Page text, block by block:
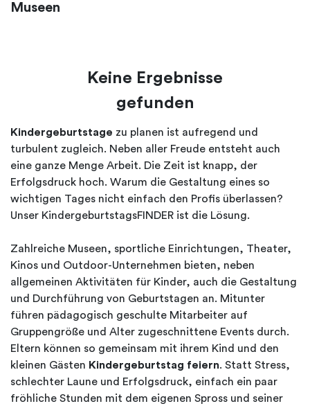
Museen
Keine Ergebnisse
gefunden
Kindergeburtstage zu planen ist aufregend und
turbulent zugleich. Neben aller Freude entsteht auch
eine ganze Menge Arbeit. Die Zeit ist knapp, der
Erfolgsdruck hoch. Warum die Gestaltung eines so
wichtigen Tages nicht einfach den Profis überlassen?
Unser KindergeburtstagsFINDER ist die Lösung.
Zahlreiche Museen, sportliche Einrichtungen, Theater,
Kinos und Outdoor-Unternehmen bieten, neben
allgemeinen Aktivitäten für Kinder, auch die Gestaltung
und Durchführung von Geburtstagen an. Mitunter
führen pädagogisch geschulte Mitarbeiter auf
Gruppengröße und Alter zugeschnittene Events durch.
Eltern können so gemeinsam mit ihrem Kind und den
kleinen Gästen Kindergeburtstag feiern. Statt Stress,
schlechter Laune und Erfolgsdruck, einfach ein paar
fröhliche Stunden mit dem eigenen Spross und seiner